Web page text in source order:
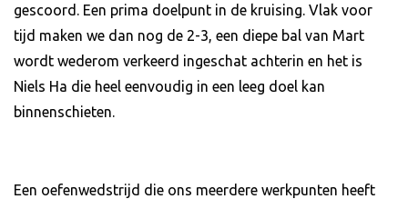
gescoord. Een prima doelpunt in de kruising. Vlak voor
tijd maken we dan nog de 2-3, een diepe bal van Mart
wordt wederom verkeerd ingeschat achterin en het is
Niels Ha die heel eenvoudig in een leeg doel kan
binnenschieten.
Een oefenwedstrijd die ons meerdere werkpunten heeft